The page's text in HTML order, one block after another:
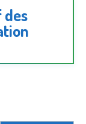
des